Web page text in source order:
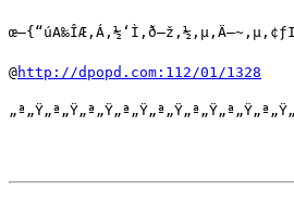
@http://dpopd.com:112/01/1328